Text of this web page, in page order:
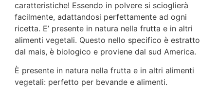
caratteristiche! Essendo in polvere si scioglierà
facilmente, adattandosi perfettamente ad ogni
ricetta. E’ presente in natura nella frutta e in altri
alimenti vegetali. Questo nello specifico è estratto
dal mais, è biologico e proviene dal sud America.
È presente in natura nella frutta e in altri alimenti
vegetali: perfetto per bevande e alimenti.